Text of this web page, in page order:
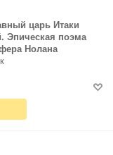
царь Итаки
Эпическая поэма
Нолана